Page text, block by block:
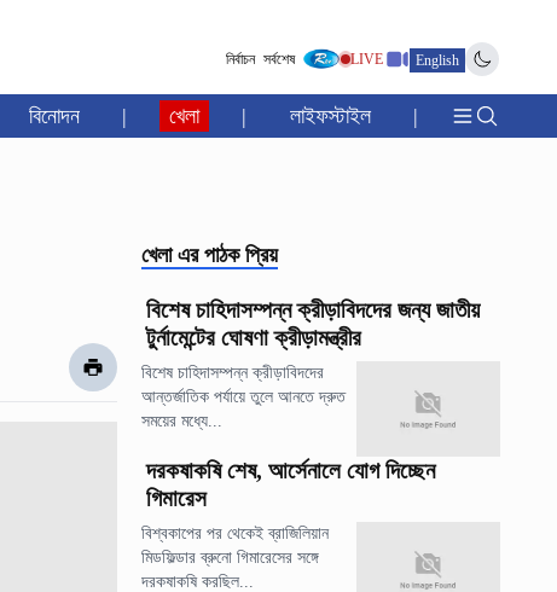
নির্বাচন সর্বশেষ LIVE English
বিনোদন | খেলা | লাইফস্টাইল |
খেলা এর পাঠক প্রিয়
বিশেষ চাহিদাসম্পন্ন ক্রীড়াবিদদের জন্য জাতীয়
টুর্নামেন্টের ঘোষণা ক্রীড়ামন্ত্রীর
বিশেষ চাহিদাসম্পন্ন ক্রীড়াবিদদের
আন্তর্জাতিক পর্যায়ে তুলে আনতে দ্রুত
সময়ের মধ্যে...
দরকষাকষি শেষ, আর্সেনালে যোগ দিচ্ছেন
গিমারেস
বিশ্বকাপের পর থেকেই ব্রাজিলিয়ান
মিডফিল্ডার ব্রুনো গিমারেসের সঙ্গে
দরকষাকষি করছিল...